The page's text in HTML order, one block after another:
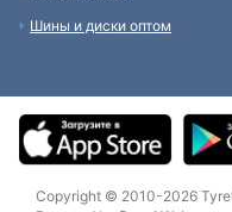
Шины и диски оптом
Copyright © 2010-2026